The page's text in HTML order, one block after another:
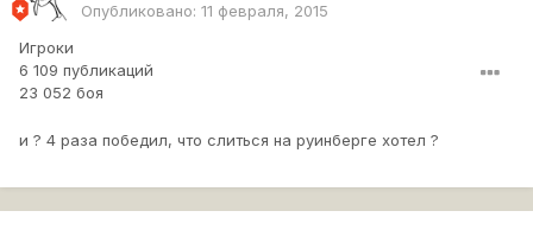
Опубликовано: 11 февраля, 2015
Игроки
6 109 публикаций
23 052 боя
и ? 4 раза победил, что слиться на руинберге хотел ?